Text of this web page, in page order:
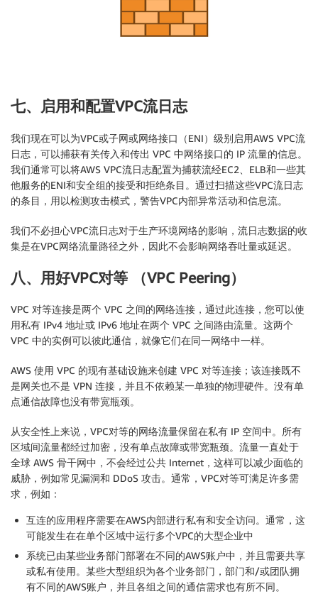
七、启用和配置VPC流日志
我们现在可以为VPC或子网或网络接口（ENI）级别启用AWS VPC流
日志，可以捕获有关传入和传出 VPC 中网络接口的 IP 流量的信息。
我们通常可以将AWS VPC流日志配置为捕获流经EC2、ELB和一些其
他服务的ENI和安全组的接受和拒绝条目。通过扫描这些VPC流日志
的条目，用以检测攻击模式，警告VPC内部异常活动和信息流。
我们不必担心VPC流日志对于生产环境网络的影响，流日志数据的收
集是在VPC网络流量路径之外，因此不会影响网络吞吐量或延迟。
八、用好VPC对等 （VPC Peering）
VPC 对等连接是两个 VPC 之间的网络连接，通过此连接，您可以使
用私有 IPv4 地址或 IPv6 地址在两个 VPC 之间路由流量。这两个
VPC 中的实例可以彼此通信，就像它们在同一网络中一样。
AWS 使用 VPC 的现有基础设施来创建 VPC 对等连接；该连接既不
是网关也不是 VPN 连接，并且不依赖某一单独的物理硬件。没有单
点通信故障也没有带宽瓶颈。
从安全性上来说，VPC对等的网络流量保留在私有 IP 空间中。所有
区域间流量都经过加密，没有单点故障或带宽瓶颈。流量一直处于
全球 AWS 骨干网中，不会经过公共 Internet，这样可以减少面临的
威胁，例如常见漏洞和 DDoS 攻击。通常，VPC对等可满足许多需
求，例如：
互连的应用程序需要在AWS内部进行私有和安全访问。通常，这
可能发生在在单个区域中运行多个VPC的大型企业中
系统已由某些业务部门部署在不同的AWS账户中，并且需要共享
或私有使用。某些大型组织为各个业务部门，部门和/或团队拥
有不同的AWS账户，并且各组之间的通信需求也有所不同。